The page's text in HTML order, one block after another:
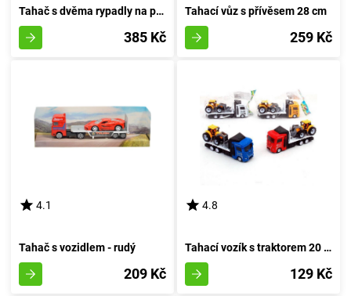
Tahač s dvěma rypadly na pásu
385 Kč
Tahací vůz s přívěsem 28 cm
259 Kč
4.1
Tahač s vozidlem - rudý
209 Kč
4.8
Tahací vozík s traktorem 20 cm - bílý
129 Kč